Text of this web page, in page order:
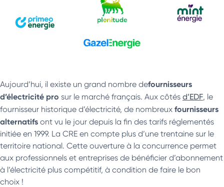
Aujourd’hui, il existe un grand nombre defournisseurs
d’électricité pro sur le marché français. Aux côtés d’EDF, le
fournisseur historique d’électricité, de nombreux fournisseurs
alternatifs ont vu le jour depuis la fin des tarifs réglementés
initiée en 1999. La CRE en compte plus d’une trentaine sur le
territoire national. Cette ouverture à la concurrence permet
aux professionnels et entreprises de bénéficier d’abonnement
à l’électricité plus compétitif, à condition de faire le bon
choix !